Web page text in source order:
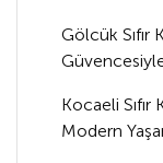
Gölcük
Güvencesiyle
Kocaeli
Modern